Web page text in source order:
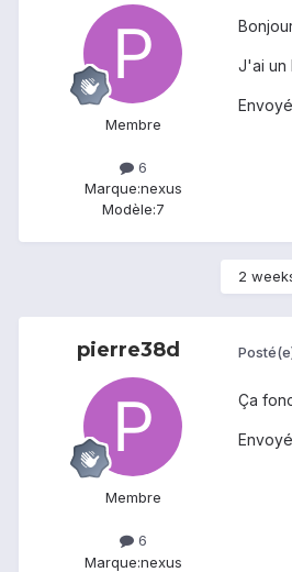
Membre
6
Marque:nexus
Modèle:7
J'ai un
2
pierre38d
Membre
6
Marque:nexus
Ça